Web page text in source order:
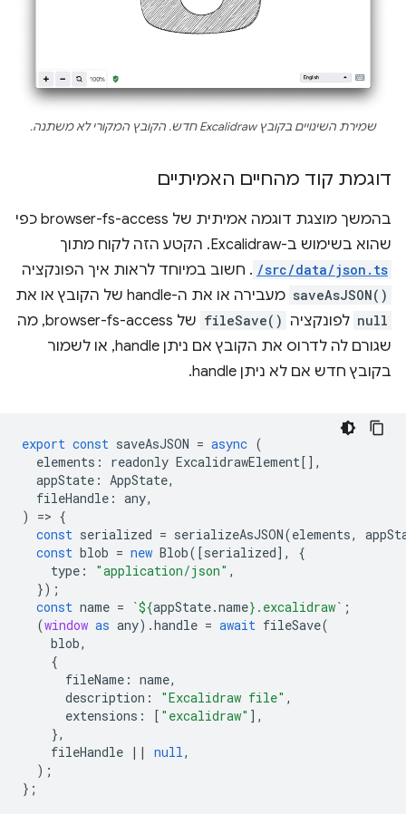
שמירת השינויים בקובץ Excalidraw חדש. הקובץ המקורי לא משתנה.
דוגמת קוד מהחיים האמיתיים
בהמשך מוצגת דוגמה אמיתית של browser-fs-access כפי
שהוא בשימוש ב-Excalidraw. הקטע הזה לקוח מתוך
/src/data/json.ts . חשוב במיוחד לראות איך הפונקציה
saveAsJSON() מעבירה או את ה-handle של הקובץ או את
null לפונקציה fileSave()
של browser-fs-access, מה
שגורם לה לדרוס את הקובץ אם ניתן handle, או לשמור
בקובץ חדש אם לא ניתן handle.
export const saveAsJSON = async (
elements : readonly ExcalidrawElement[],
appState : AppState,
fileHandle : any,
)
=> {
const serialized = serializeAsJSON(elements,
const blob = new Blob([serialized],
{
type : "application/json" ,
});
const name = `${appState.name} .excalidraw` ;
(window as any).handle = await fileSave(
blob,
{
fileName : name,
description : "Excalidraw file" ,
extensions : [ "excalidraw" ],
},
fileHandle || null ,
);
};